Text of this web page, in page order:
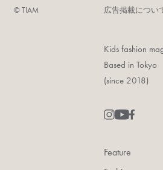
©︎ TIAM 広告掲載につい
Kids fashion
Based in Tokyo
(since 2018)
Feature